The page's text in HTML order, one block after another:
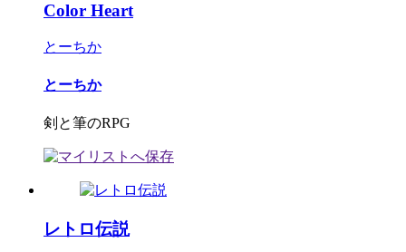
Color Heart
とーちか
とーちか
剣と筆のRPG
レトロ伝説